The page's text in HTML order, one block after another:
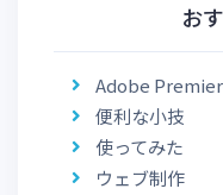
お
Adobe
便利な小技
使ってみた
ウェブ制作